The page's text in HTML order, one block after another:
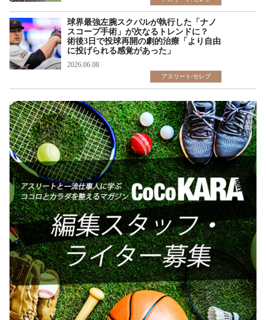
球界最強左腕スクバルが執行した「ナノ
スコープ手術」が次なるトレンドに？
術後3日で投球再開の劇的治療「より自由
に投げられる感覚があった」
2026.06.08
アスリート/セレブ